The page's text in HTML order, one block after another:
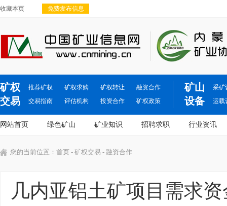
收藏本页 免费发布信息
矿权
交易
推荐矿权 矿权求购 矿权转让
融资合作
交易指南
评估机构 投资合作 矿权政策
矿山
设备
采矿
运载
网站首页 绿色矿山 矿业知识 招聘求职 行业资讯
您的当前位置： 首页 - 矿权交易 - 融资合作
几内亚铝土矿项目需求